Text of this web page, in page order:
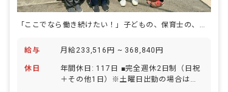
給与 月給233,516円 ~ 368,840円
休日
年間休日: 117日 ■完全週休2日制（日祝
＋その他1日）※土曜日出勤の場合は平